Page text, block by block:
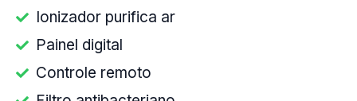
Ionizador purifica ar
Painel digital
Controle remoto